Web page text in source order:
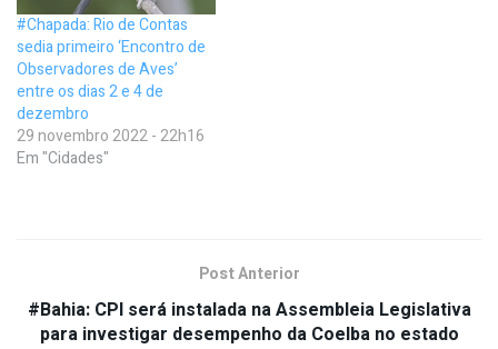
#Chapada: Rio de Contas
sedia primeiro ‘Encontro de
Observadores de Aves’
entre os dias 2 e 4 de
dezembro
29 novembro 2022 - 22h16
Em "Cidades"
Post Anterior
#Bahia: CPI será instalada na Assembleia Legislativa
para investigar desempenho da Coelba no estado